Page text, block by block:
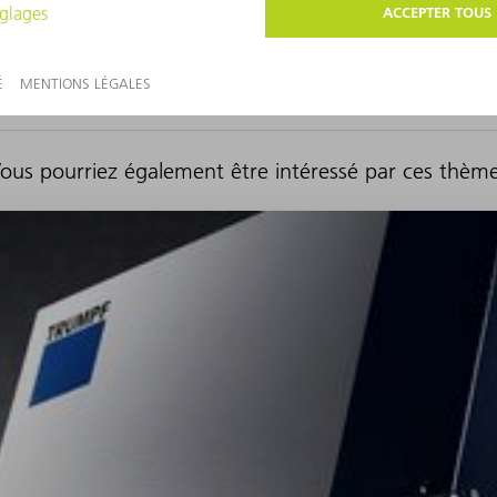
pourriez également être intéressé par ces